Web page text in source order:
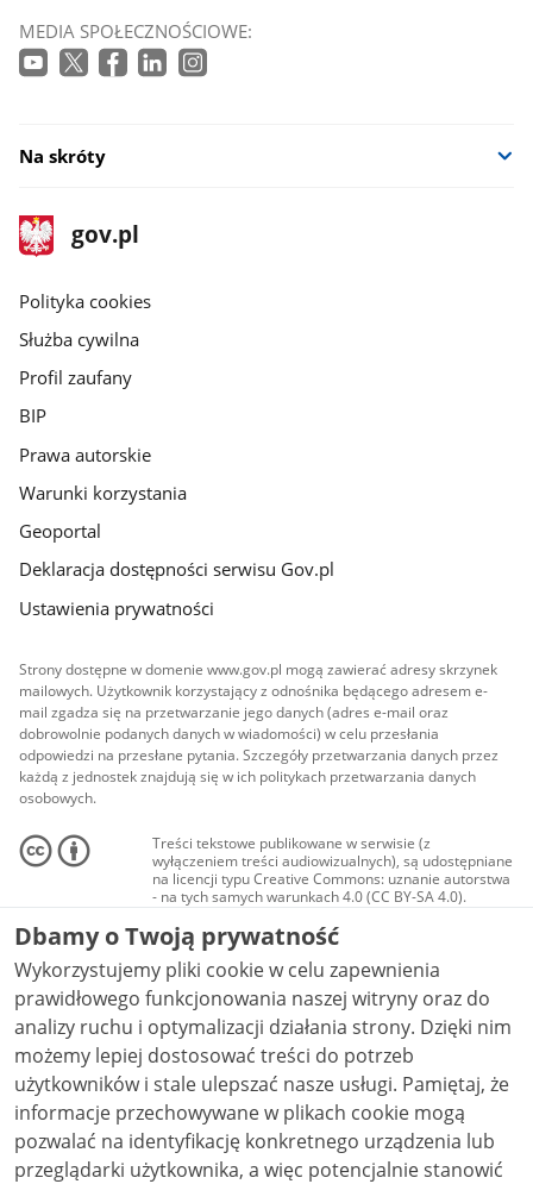
MEDIA SPOŁECZNOŚCIOWE:
Na skróty
stopka
gov.pl
Strona
gov.pl
gov.pl
Polityka cookies
Służba cywilna
Profil zaufany
BIP
Prawa autorskie
Warunki korzystania
Geoportal
Deklaracja dostępności serwisu Gov.pl
Ustawienia prywatności
Strony dostępne w domenie www.gov.pl mogą zawierać adresy skrzynek
mailowych. Użytkownik korzystający z odnośnika będącego adresem e-
mail zgadza się na przetwarzanie jego danych (adres e-mail oraz
dobrowolnie podanych danych w wiadomości) w celu przesłania
odpowiedzi na przesłane pytania. Szczegóły przetwarzania danych przez
każdą z jednostek znajdują się w ich politykach przetwarzania danych
osobowych.
Treści tekstowe publikowane w serwisie (z
wyłączeniem treści audiowizualnych), są udostępniane
na licencji typu Creative Commons: uznanie autorstwa
- na tych samych warunkach 4.0 (CC BY-SA 4.0).
Materiały audiowizualne, w tym zdjęcia, materiały
audio i wideo, są udostępniane na licencji typu
Creative Commons: uznanie autorstwa użycie
niekomercyjne - bez utworów zależnych 4.0 (CC BY-
NC-ND 4.0), o ile nie jest to stwierdzone inaczej.
Dbamy o Twoją prywatność
Wykorzystujemy pliki cookie w celu zapewnienia
prawidłowego funkcjonowania naszej witryny oraz do
analizy ruchu i optymalizacji działania strony. Dzięki nim
możemy lepiej dostosować treści do potrzeb
użytkowników i stale ulepszać nasze usługi. Pamiętaj, że
informacje przechowywane w plikach cookie mogą
pozwalać na identyfikację konkretnego urządzenia lub
przeglądarki użytkownika, a więc potencjalnie stanowić